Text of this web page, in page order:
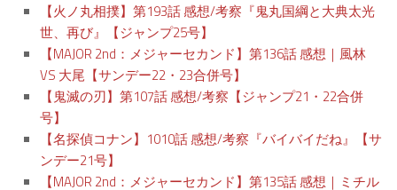
【火ノ丸相撲】第193話 感想/考察『鬼丸国綱と大典太光
世、再び』【ジャンプ25号】
【MAJOR 2nd：メジャーセカンド】第136話 感想｜風林
VS 大尾【サンデー22・23合併号】
【鬼滅の刃】第107話 感想/考察【ジャンプ21・22合併
号】
【名探偵コナン】1010話 感想/考察『バイバイだね』【サ
ンデー21号】
【MAJOR 2nd：メジャーセカンド】第135話 感想｜ミチル